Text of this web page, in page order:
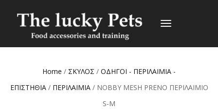
TOGGLE
Home / ΣΚΥΛΟΣ / ΟΔΗΓΟΙ - ΠΕΡΙΛΑΙΜΙΑ -
ΕΠΙΣΤΗΘΙΑ/ ΠΕΡΙΛΑΙΜΙΑ/ NOBBY MESH PRENO ΠΕΡΙΛΑΙΜΙΟ
S-M